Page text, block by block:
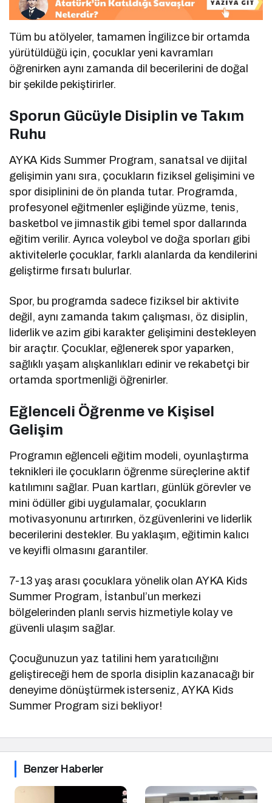
Tüm bu atölyeler, tamamen İngilizce bir ortamda
yürütüldüğü için, çocuklar yeni kavramları
öğrenirken aynı zamanda dil becerilerini de doğal
bir şekilde pekiştirirler.
Sporun Gücüyle Disiplin ve Takım
Ruhu
AYKA Kids Summer Program, sanatsal ve dijital
gelişimin yanı sıra, çocukların fiziksel gelişimini ve
spor disiplinini de ön planda tutar. Programda,
profesyonel eğitmenler eşliğinde yüzme, tenis,
basketbol ve jimnastik gibi temel spor dallarında
eğitim verilir. Ayrıca voleybol ve doğa sporları gibi
aktivitelerle çocuklar, farklı alanlarda da kendilerini
geliştirme fırsatı bulurlar.
Spor, bu programda sadece fiziksel bir aktivite
değil, aynı zamanda takım çalışması, öz disiplin,
liderlik ve azim gibi karakter gelişimini destekleyen
bir araçtır. Çocuklar, eğlenerek spor yaparken,
sağlıklı yaşam alışkanlıkları edinir ve rekabetçi bir
ortamda sportmenliği öğrenirler.
Eğlenceli Öğrenme ve Kişisel
Gelişim
Programın eğlenceli eğitim modeli, oyunlaştırma
teknikleri ile çocukların öğrenme süreçlerine aktif
katılımını sağlar. Puan kartları, günlük görevler ve
mini ödüller gibi uygulamalar, çocukların
motivasyonunu artırırken, özgüvenlerini ve liderlik
becerilerini destekler. Bu yaklaşım, eğitimin kalıcı
ve keyifli olmasını garantiler.
7-13 yaş arası çocuklara yönelik olan AYKA Kids
Summer Program, İstanbul’un merkezi
bölgelerinden planlı servis hizmetiyle kolay ve
güvenli ulaşım sağlar.
Çocuğunuzun yaz tatilini hem yaratıcılığını
geliştireceği hem de sporla disiplin kazanacağı bir
deneyime dönüştürmek isterseniz, AYKA Kids
Summer Program sizi bekliyor!
Benzer Haberler